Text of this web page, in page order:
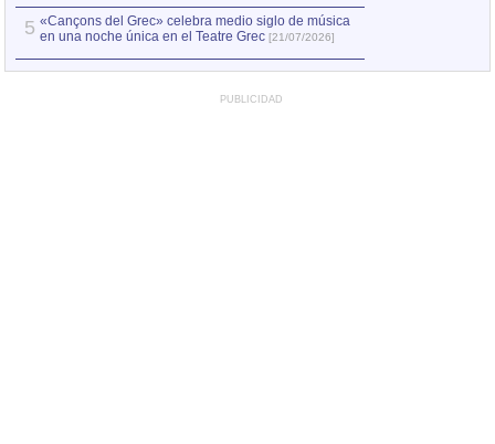
5 «Cançons del Grec» celebra medio siglo de música
en una noche única en el Teatre Grec [21/07/2026]
PUBLICIDAD